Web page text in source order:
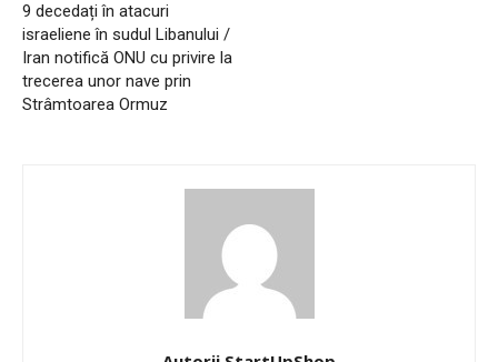
9 decedați în atacuri
israeliene în sudul Libanului /
Iran notifică ONU cu privire la
trecerea unor nave prin
Strâmtoarea Ormuz